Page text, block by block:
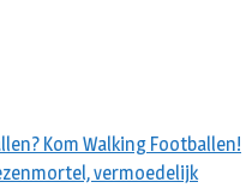
Kom Walking Footballen!
vermoedelijk